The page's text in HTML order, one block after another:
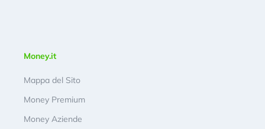
Money.it
Mappa del Sito
Money Premium
Money Aziende